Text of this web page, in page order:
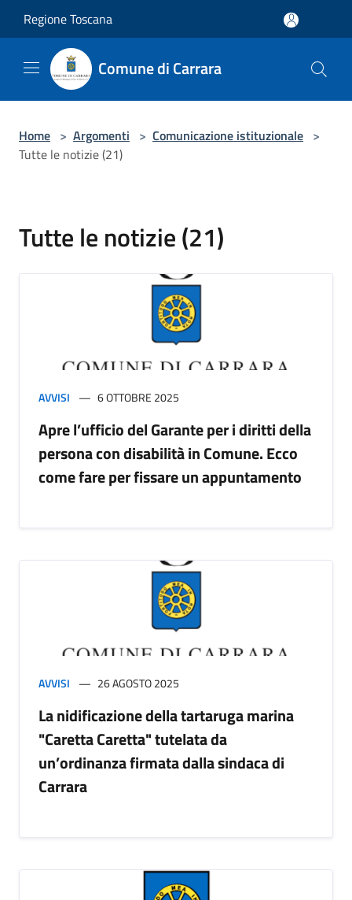
Regione Toscana
Comune di Carrara
Home > Argomenti > Comunicazione istituzionale >
Tutte le notizie (21)
Tutte le notizie (21)
AVVISI 6 OTTOBRE 2025
Apre l’ufficio del Garante per i diritti della
persona con disabilità in Comune. Ecco
come fare per fissare un appuntamento
AVVISI 26 AGOSTO 2025
La nidificazione della tartaruga marina
"Caretta Caretta" tutelata da
un’ordinanza firmata dalla sindaca di
Carrara